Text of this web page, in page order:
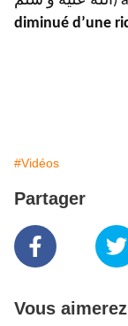
diminué d’une
#Vidéos
Partager
Vous